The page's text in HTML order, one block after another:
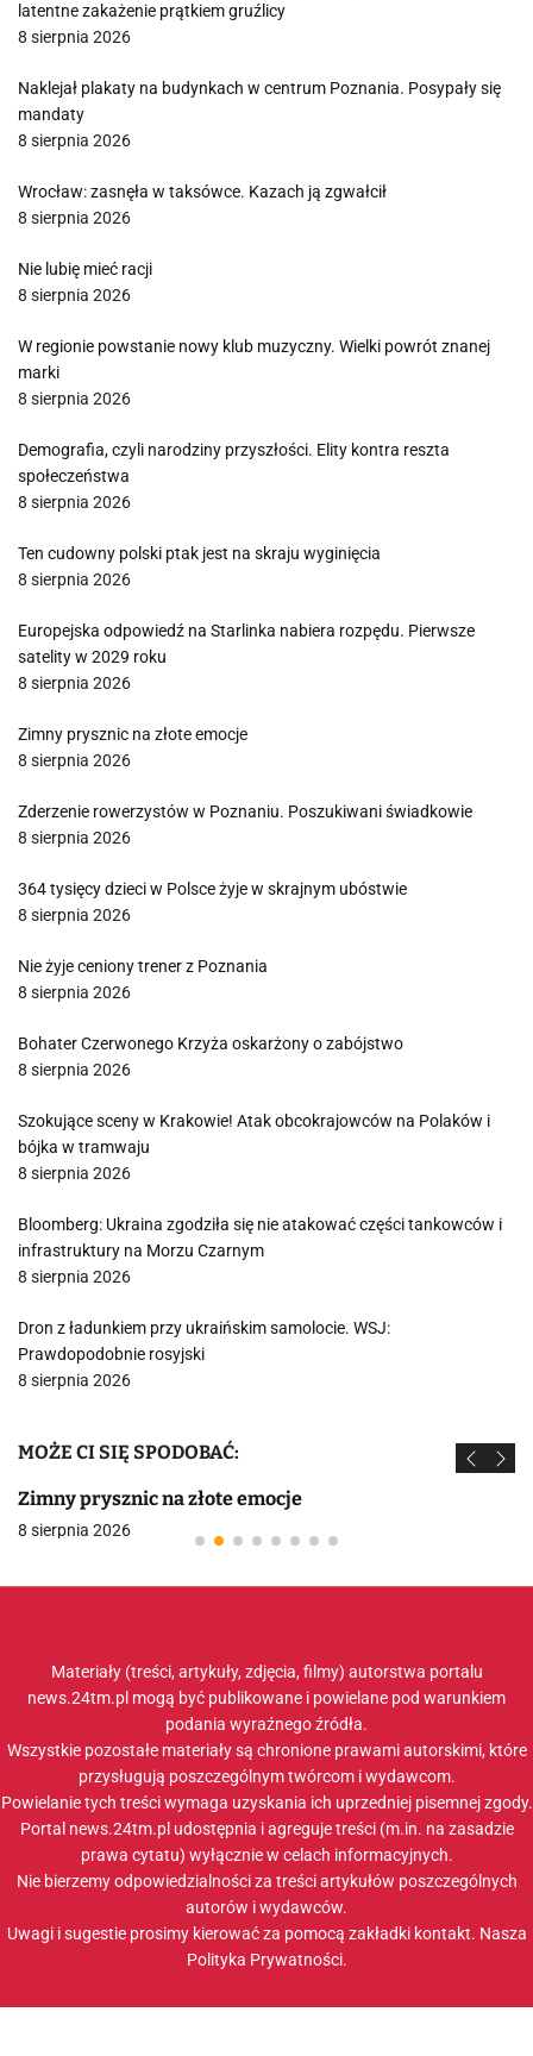
latentne zakażenie prątkiem gruźlicy
8 sierpnia 2026
Naklejał plakaty na budynkach w centrum Poznania. Posypały się
mandaty
8 sierpnia 2026
Wrocław: zasnęła w taksówce. Kazach ją zgwałcił
8 sierpnia 2026
Nie lubię mieć racji
8 sierpnia 2026
W regionie powstanie nowy klub muzyczny. Wielki powrót znanej
marki
8 sierpnia 2026
Demografia, czyli narodziny przyszłości. Elity kontra reszta
społeczeństwa
8 sierpnia 2026
Ten cudowny polski ptak jest na skraju wyginięcia
8 sierpnia 2026
Europejska odpowiedź na Starlinka nabiera rozpędu. Pierwsze
satelity w 2029 roku
8 sierpnia 2026
Zimny prysznic na złote emocje
8 sierpnia 2026
Zderzenie rowerzystów w Poznaniu. Poszukiwani świadkowie
8 sierpnia 2026
364 tysięcy dzieci w Polsce żyje w skrajnym ubóstwie
8 sierpnia 2026
Nie żyje ceniony trener z Poznania
8 sierpnia 2026
Bohater Czerwonego Krzyża oskarżony o zabójstwo
8 sierpnia 2026
Szokujące sceny w Krakowie! Atak obcokrajowców na Polaków i
bójka w tramwaju
8 sierpnia 2026
Bloomberg: Ukraina zgodziła się nie atakować części tankowców i
infrastruktury na Morzu Czarnym
8 sierpnia 2026
Dron z ładunkiem przy ukraińskim samolocie. WSJ:
Prawdopodobnie rosyjski
8 sierpnia 2026
MOŻE CI SIĘ SPODOBAĆ:
Zimny prysznic na złote emocje
8 sierpnia 2026
Materiały (treści, artykuły, zdjęcia, filmy) autorstwa portalu
news.24tm.pl mogą być publikowane i powielane pod warunkiem
podania wyraźnego źródła.
Wszystkie pozostałe materiały są chronione prawami autorskimi, które
przysługują poszczególnym twórcom i wydawcom.
Powielanie tych treści wymaga uzyskania ich uprzedniej pisemnej zgody.
Portal news.24tm.pl udostępnia i agreguje treści (m.in. na zasadzie
prawa cytatu) wyłącznie w celach informacyjnych.
Nie bierzemy odpowiedzialności za treści artykułów poszczególnych
autorów i wydawców.
Uwagi i sugestie prosimy kierować za pomocą zakładki kontakt. Nasza
Polityka Prywatności.